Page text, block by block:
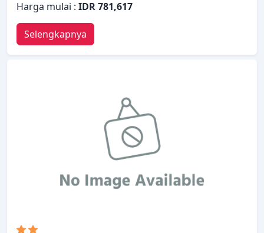
dirancang untuk memberikan kenyamanan dan
kemudahan kepada para tamu. Staf yang siap
melayani akan menyambut dan memandu Anda di
Cesar's Plaza Hotel. Dirancang untuk memberikan
tulis, bar mini untuk memastikan kenyamanan
istirahat malam Anda. Beristirahatlah setelah
seharian beraktivitas dan nikmati sauna, pijat,
ruang bermain. Apa pun alasan Anda mengunjungi
Cochabamba, Cesar's Plaza Hotel akan membuat
Anda langsung merasa seperti di rumah.
Harga mulai : IDR 781,617
Selengkapnya